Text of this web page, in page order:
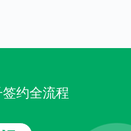
约全流程